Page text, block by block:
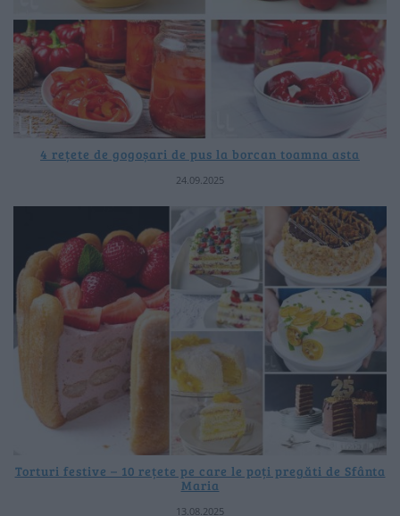
4 rețete de gogoșari de pus la borcan toamna asta
24.09.2025
Torturi festive – 10 rețete pe care le poți pregăti de Sfânta
Maria
13.08.2025